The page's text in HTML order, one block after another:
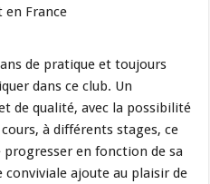
en France
de pratique et toujours
dans ce club. Un
de qualité, avec la possibilité
à différents stages, ce
en fonction de sa
ajoute au plaisir de